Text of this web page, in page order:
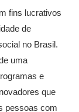
fins lucrativos
de
no Brasil.
uma
e
que
pessoas com